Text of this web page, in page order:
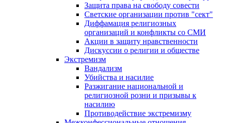
Защита права на свободу совести
Светские организации против "сект"
Диффамация религиозных
организаций и конфликты со СМИ
Акции в защиту нравственности
Дискуссии о религии и обществе
Экстремизм
Вандализм
Убийства и насилие
Разжигание национальной и
религиозной розни и призывы к
насилию
Противодействие экстремизму